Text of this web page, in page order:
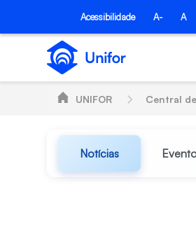
Pular para o Conteúdo principal
Acessibilidade A- A
UNIFOR Central
Notícias